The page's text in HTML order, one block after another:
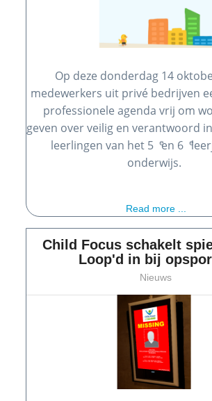
Op deze donderdag 14
medewerkers uit privé bedrijven
professionele agenda vrij om
geven over veilig en verantwoord
leerlingen van het 5 e
en 6 e
onderwijs.
Read more ...
Child Focus schakelt
Loop'd in bij
Nieuws